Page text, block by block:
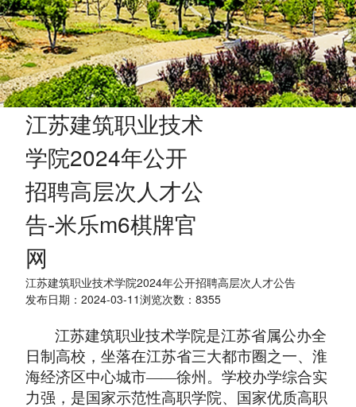
江苏建筑职业技术
学院2024年公开
招聘高层次人才公
告-米乐m6棋牌官
网
江苏建筑职业技术学院2024年公开招聘高层次人才公告
发布日期：2024-03-11浏览次数： 8355
江苏建筑职业技术学院是江苏省属公办全
日制高校，坐落在江苏省三大都市圈之一、淮
海经济区中心城市——徐州。学校办学综合实
力强 ，是国家示范性高职学院、国家优质高职